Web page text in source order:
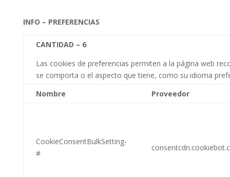
INFO – PREFERENCIAS
CANTIDAD – 6
Las cookies de preferencias permiten a la página web
se comporta o el aspecto que tiene, como su idioma
Nombre
Proveedor
CookieConsentBulkSetting-
#